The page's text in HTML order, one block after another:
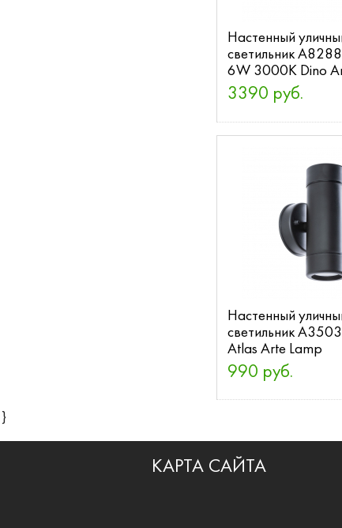
Настенный
светильник
6W 3000K Dino
3390 руб.
Настенный
светильник
Atlas Arte Lamp
990 руб.
}
КАРТА САЙТА